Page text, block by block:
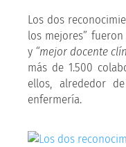
Los dos
los mejores”
y “mejor docente
más de 1.500
ellos, alrededor
enfermería.